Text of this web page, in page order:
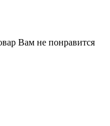
Вам не понравится